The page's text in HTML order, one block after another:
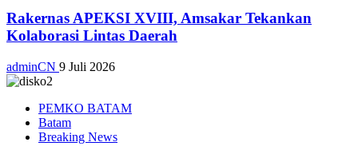
Rakernas APEKSI XVIII, Amsakar Tekankan
Kolaborasi Lintas Daerah
adminCN 9 Juli 2026
PEMKO BATAM
Batam
Breaking News